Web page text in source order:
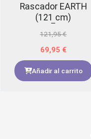
Rascador EARTH
(121 cm)
121,95€
69,95 €
Añadir al carrito